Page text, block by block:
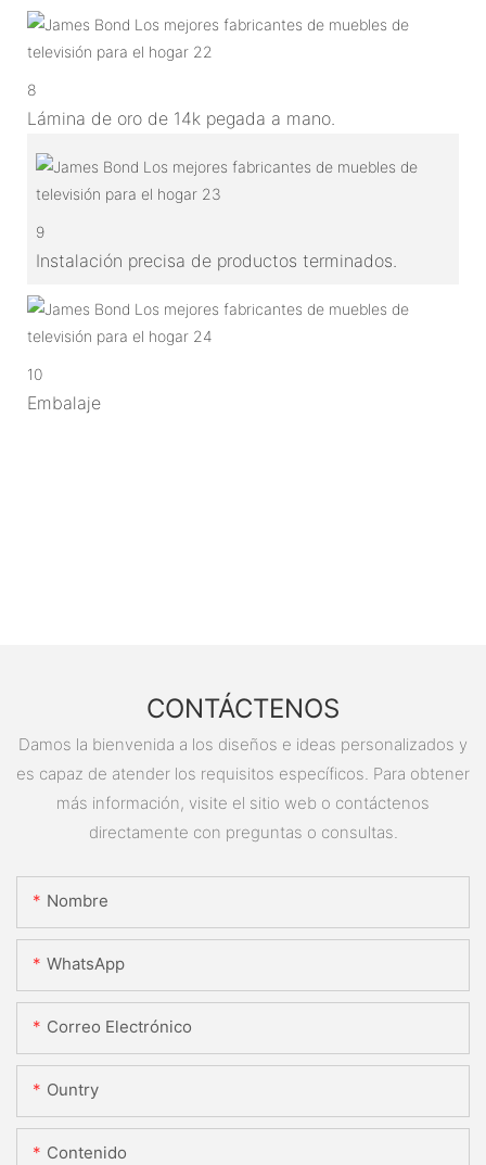
8
Lámina de oro de 14k pegada a mano.
9
Instalación precisa de productos terminados.
10
Embalaje
CONTÁCTENOS
Damos la bienvenida a los diseños e ideas personalizados y
es capaz de atender los requisitos específicos. Para obtener
más información, visite el sitio web o contáctenos
directamente con preguntas o consultas.
Nombre
WhatsApp
Correo Electrónico
Ountry
Contenido